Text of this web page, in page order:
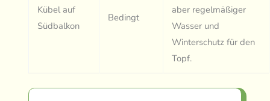
Kübel auf
Südbalkon
Bedingt
aber regelmäßiger
Wasser und
Winterschutz für den
Topf.